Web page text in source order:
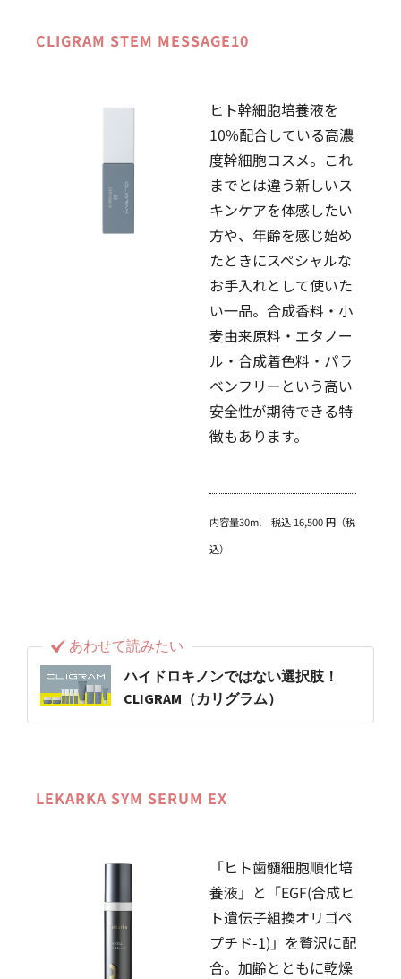
CLIGRAM STEM MESSAGE10
ヒト幹細胞培養液を
10%配合している高濃
度幹細胞コスメ。これ
までとは違う新しいス
キンケアを体感したい
方や、年齢を感じ始め
たときにスペシャルな
お手入れとして使いた
い一品。合成香料・小
麦由来原料・エタノー
ル・合成着色料・パラ
ベンフリーという高い
安全性が期待できる特
徴もあります。
内容量30ml 税込 16,500 円（税
込）
あわせて読みたい
ハイドロキノンではない選択肢！
CLIGRAM（カリグラム）
LEKARKA SYM SERUM EX
「ヒト歯髄細胞順化培
養液」と「EGF(合成ヒ
ト遺伝子組換オリゴペ
プチド-1)」を贅沢に配
合。加齢とともに乾燥